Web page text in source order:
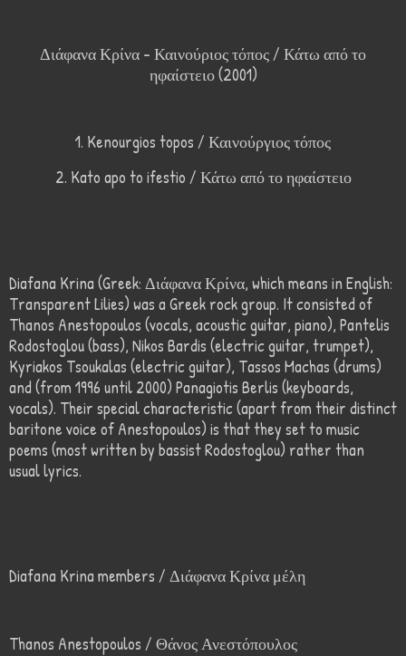
Διάφανα Κρίνα - Καινούριος τόπος / Κάτω από το
ηφαίστειο (2001)
1. Kenourgios topos / Καινούργιος τόπος
2. Kato apo to ifestio / Κάτω από το ηφαίστειο
Diafana Krina (Greek: Διάφανα Κρίνα, which means in English:
Transparent Lilies) was a Greek rock group. It consisted of
Thanos Anestopoulos (vocals, acoustic guitar, piano), Pantelis
Rodostoglou (bass), Nikos Bardis (electric guitar, trumpet),
Kyriakos Tsoukalas (electric guitar), Tassos Machas (drums)
and (from 1996 until 2000) Panagiotis Berlis (keyboards,
vocals). Their special characteristic (apart from their distinct
baritone voice of Anestopoulos) is that they set to music
poems (most written by bassist Rodostoglou) rather than
usual lyrics.
Diafana Krina members / Διάφανα Κρίνα μέλη
Thanos Anestopoulos / Θάνος Ανεστόπουλος